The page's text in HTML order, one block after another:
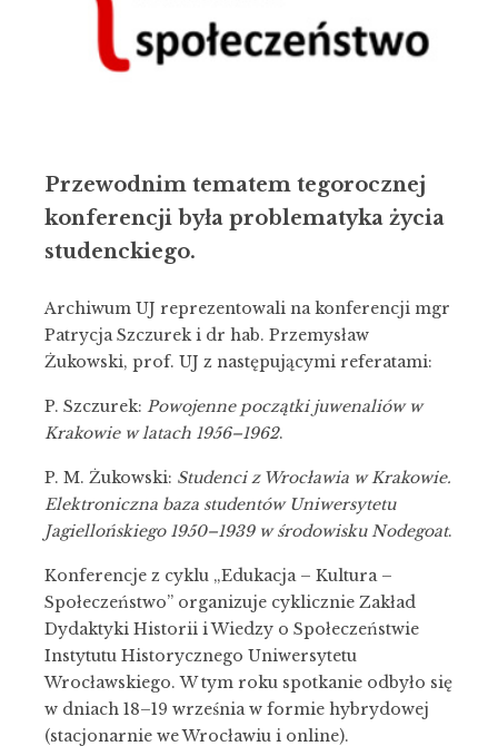
Przewodnim tematem tegorocznej
konferencji była problematyka życia
studenckiego.
Archiwum UJ reprezentowali na konferencji mgr
Patrycja Szczurek i dr hab. Przemysław
Żukowski, prof. UJ z następującymi referatami:
P. Szczurek: Powojenne początki juwenaliów w
Krakowie w latach 1956–1962.
P. M. Żukowski: Studenci z Wrocławia w Krakowie.
Elektroniczna baza studentów Uniwersytetu
Jagiellońskiego 1950–1939 w środowisku Nodegoat.
Konferencje z cyklu „Edukacja – Kultura –
Społeczeństwo” organizuje cyklicznie Zakład
Dydaktyki Historii i Wiedzy o Społeczeństwie
Instytutu Historycznego Uniwersytetu
Wrocławskiego.W tym roku spotkanie odbyło się
w dniach 18–19 września w formie hybrydowej
(stacjonarnie we Wrocławiu i online).